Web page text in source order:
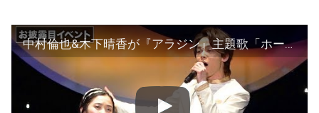
中村倫也&木下晴香が『アラジン』主題歌「ホール・ニュー・ワールド」を生披露！お披露目イベント その1